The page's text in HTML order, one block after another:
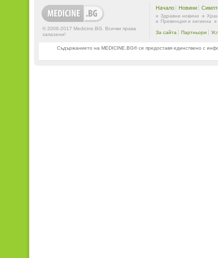
© 2006-2017 Medicine.BG. Всички права
запазени!
Начало Новини
Здравни новини
Превенция и хигиена
За сайта Партньори
Съдържанието на MEDICINE.BG® се предоставя единствено с